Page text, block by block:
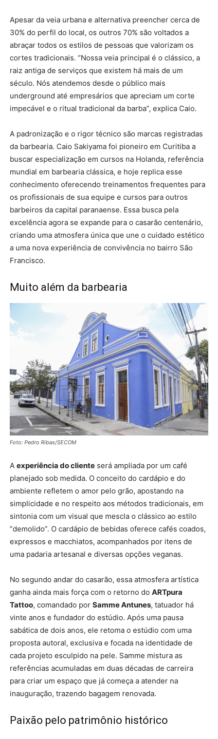
Apesar da veia urbana e alternativa preencher cerca de
30% do perfil do local, os outros 70% são voltados a
abraçar todos os estilos de pessoas que valorizam os
cortes tradicionais. “Nossa veia principal é o clássico, a
raiz antiga de serviços que existem há mais de um
século. Nós atendemos desde o público mais
underground até empresários que apreciam um corte
impecável e o ritual tradicional da barba”, explica Caio.
A padronização e o rigor técnico são marcas registradas
da barbearia. Caio Sakiyama foi pioneiro em Curitiba a
buscar especialização em cursos na Holanda, referência
mundial em barbearia clássica, e hoje replica esse
conhecimento oferecendo treinamentos frequentes para
os profissionais de sua equipe e cursos para outros
barbeiros da capital paranaense. Essa busca pela
excelência agora se expande para o casarão centenário,
criando uma atmosfera única que une o cuidado estético
a uma nova experiência de convivência no bairro São
Francisco.
Muito além da barbearia
Foto: Pedro Ribas/SECOM
A experiência do cliente será ampliada por um café
planejado sob medida. O conceito do cardápio e do
ambiente refletem o amor pelo grão, apostando na
simplicidade e no respeito aos métodos tradicionais, em
sintonia com um visual que mescla o clássico ao estilo
“demolido”. O cardápio de bebidas oferece cafés coados,
expressos e macchiatos, acompanhados por itens de
uma padaria artesanal e diversas opções veganas.
No segundo andar do casarão, essa atmosfera artística
ganha ainda mais força com o retorno do ARTpura
Tattoo, comandado por Samme Antunes, tatuador há
vinte anos e fundador do estúdio. Após uma pausa
sabática de dois anos, ele retoma o estúdio com uma
proposta autoral, exclusiva e focada na identidade de
cada projeto esculpido na pele. Samme mistura as
referências acumuladas em duas décadas de carreira
para criar um espaço que já começa a atender na
inauguração, trazendo bagagem renovada.
Paixão pelo patrimônio histórico